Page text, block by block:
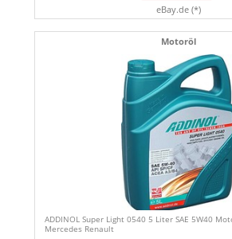
eBay.de (*)
Motoröl
ADDINOL Super Light 0540 5 Liter SAE 5W40
Mercedes Renault